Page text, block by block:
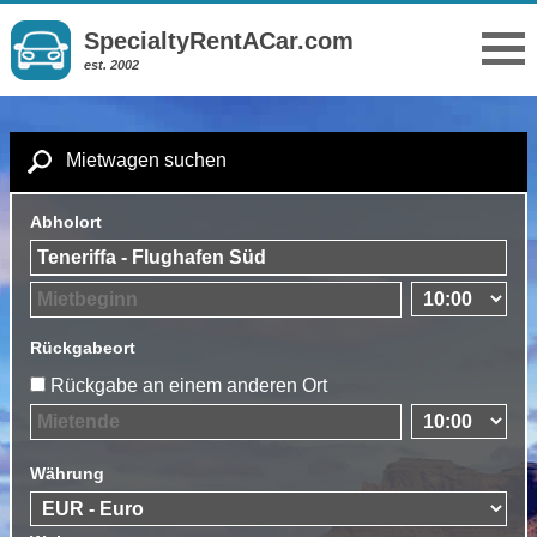
SpecialtyRentACar.com
est. 2002
Mietwagen suchen
Abholort
Rückgabeort
Rückgabe an einem anderen Ort
Währung